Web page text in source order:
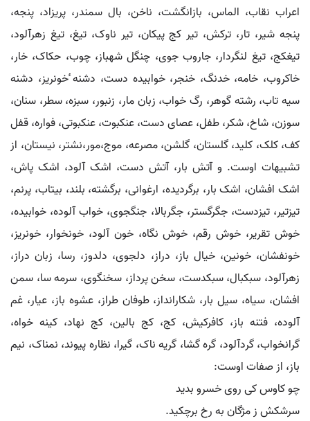
اعراب نقاب، الماس، بازانگشت، ناخن، بال سمندر، پریزاد، پنجه،
پنجه شیر، تار، ترکش، تیر کج پیکان، تیر ناوک، تیغ، تیغ زهرآلود،
تیغکج، تیغ لنگردار، جاروب جوی، چنگل شهباز، چوب، حکاک، خار،
خاکروب، خامه، خدنگ، خنجر، خوابیده دست، دشنه ٔخونریز، دشنه
سیه تاب، رشته گوهر، رگ خواب، زبان مار، زنبور، سبزه، سطر، سنان،
سوزن، شاخ، شکر، طفل، عصای دست، عنکبوت، عنکبوتی، فواره، قفل
کف، کلک، کلید، گلستان، گلشن، مصرعه، موج،مور،نشتر، نیستان، از
تشبیهات اوست. و آتش بار، آتش دست، اشک آلود، اشک پاش،
اشک افشان، اشک بار، برگردیده، ارغوانی، برگشته، بلند، بیتاب، پرنم،
تیزتیر، تیزدست، جگرگستر، جگربالا، جنگجوی، خواب آلوده، خوابیده،
خوش تقریر، خوش رقم، خوش نگاه، خون آلود، خونخوار، خونریز،
خونفشان، خونین، خیال باز، دراز، دلجوی، دلدوز، رسا، زبان دراز،
زهرآلود، سبکبال، سبکدست، سخن پرداز، سخنگوی، سرمه سا، سمن
افشان، سیاه، سیل بار، شکارانداز، طوفان طراز، عشوه باز، عیار، غم
آلوده، فتنه باز، کافرکیش، کج، کج بالین، کج نهاد، کینه خواه،
گرانخواب، گردآلود، گره گشا، گریه ناک، گیرا، نظاره پیوند، نمناک، نیم
باز، از صفات اوست:
چو کاوس کی روی خسرو بدید
سرشکش ز مژگان به رخ برچکید.